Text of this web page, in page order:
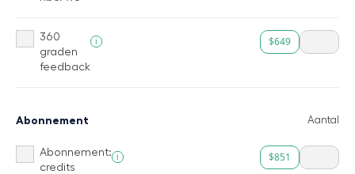
360
graden
feedback
i $649
Abonnement Aantal
Abonnement:
credits
i $851